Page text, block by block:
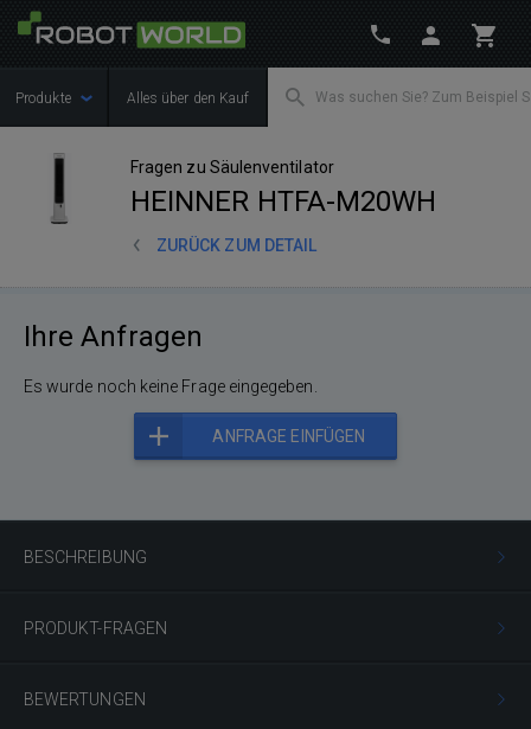
Produkte Alles über den Kauf
Fragen zu Säulenventilator
HEINNER HTFA-M20WH
ZURÜCK ZUM DETAIL
BESCHREIBUNG
PRODUKT-FRAGEN
BEWERTUNGEN
Ihre Anfragen
Es wurde noch keine Frage eingegeben.
ANFRAGE EINFÜGEN